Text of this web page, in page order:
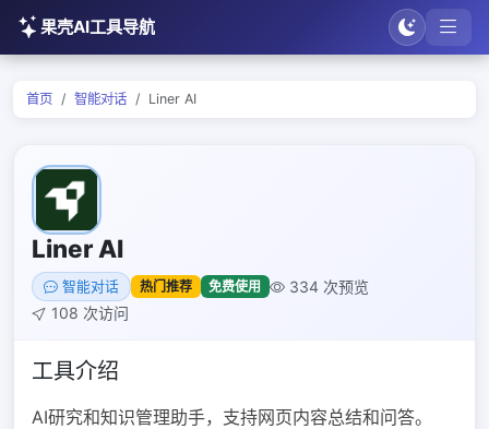
果壳AI工具导航
首页 智能对话 Liner AI
Liner AI
智能对话 热门推荐 免费使用
334 次预览
108 次访问
工具介绍
AI研究和知识管理助手，支持网页内容总结和问答。